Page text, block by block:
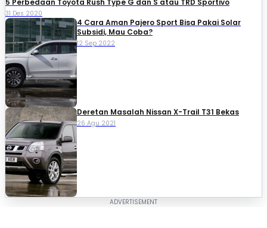
5 Perbedaan Toyota Rush Type G dan S atau TRD Sportivo
31 Des 2020
4 Cara Aman Pajero Sport Bisa Pakai Solar
Subsidi, Mau Coba?
12 Sep 2022
Deretan Masalah Nissan X-Trail T31 Bekas
26 Agu 2021